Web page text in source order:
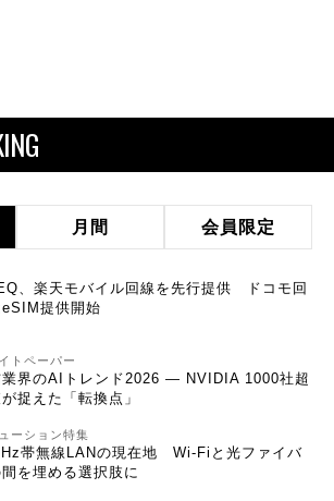
月間 会員限定
、楽天モバイル回線を先行提供 ドコモ回
提供開始
トペーパー
業界のAIトレンド2026 ― NVIDIA 1000社超
捉えた「転換点」
ーション特集
帯無線LANの現在地 Wi-Fiと光ファイバ
を埋める選択肢に